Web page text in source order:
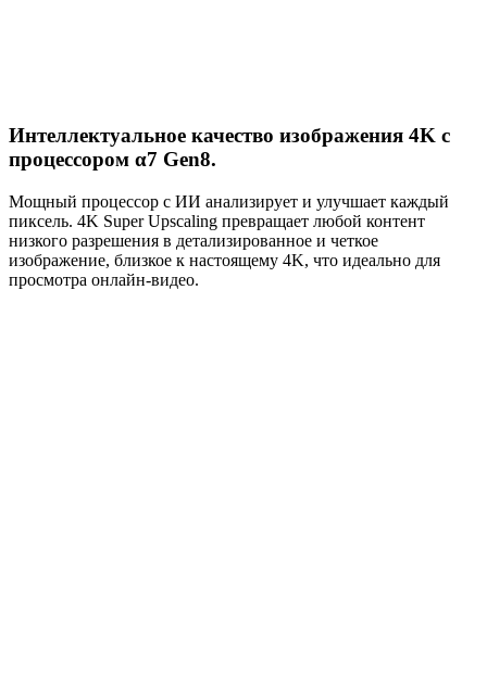
Интеллектуальное качество изображения 4K с
процессором α7 Gen8.
Мощный процессор с ИИ анализирует и улучшает каждый
пиксель. 4K Super Upscaling превращает любой контент
низкого разрешения в детализированное и четкое
изображение, близкое к настоящему 4K, что идеально для
просмотра онлайн-видео.